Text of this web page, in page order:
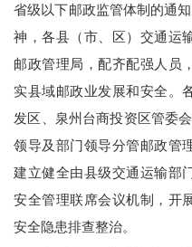
省级以下邮政监管体制的通
神，各县（市、区）交通运
邮政管理局，配齐配强人员
实县域邮政业发展和安全。
发区、泉州台商投资区管委
领导及部门领导分管邮政管
建立健全由县级交通运输部
安全管理联席会议机制，开
安全隐患排查整治。